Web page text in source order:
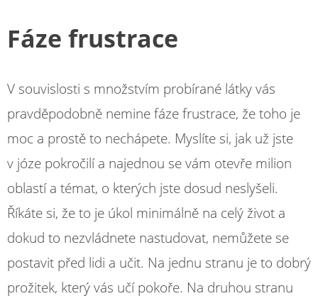
Fáze frustrace
V souvislosti s množstvím probírané látky vás
pravděpodobně nemine fáze frustrace, že toho je
moc a prostě to nechápete. Myslíte si, jak už jste
v józe pokročilí a najednou se vám otevře milion
oblastí a témat, o kterých jste dosud neslyšeli.
Říkáte si, že to je úkol minimálně na celý život a
dokud to nezvládnete nastudovat, nemůžete se
postavit před lidi a učit. Na jednu stranu je to dobrý
prožitek, který vás učí pokoře. Na druhou stranu